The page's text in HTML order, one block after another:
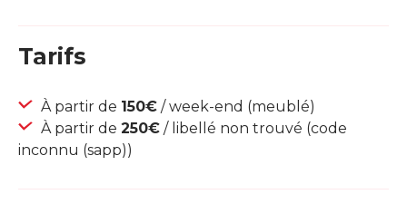
Tarifs
À partir de 150€ / week-end (meublé)
À partir de 250€ / libellé non trouvé (code
inconnu (sapp))